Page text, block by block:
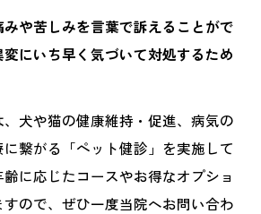
や苦しみを言葉で訴えることがで
にいち早く気づいて対処するため
犬や猫の健康維持・促進、病気の
繋がる「ペット健診」を実施して
に応じたコースやお得なオプショ
ので、ぜひ一度当院へお問い合わ